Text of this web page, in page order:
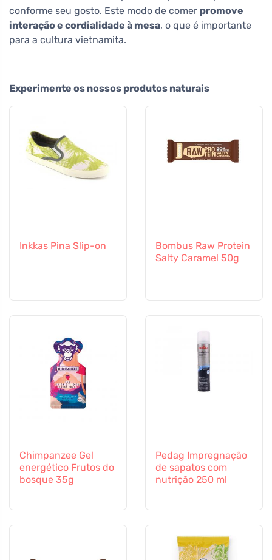
conforme seu gosto. Este modo de comer promove
interação e cordialidade à mesa, o que é importante
para a cultura vietnamita.
Experimente os nossos produtos naturais
Inkkas Pina Slip-on
Bombus Raw Protein
Salty Caramel 50g
Chimpanzee Gel
energético Frutos do
bosque 35g
Pedag Impregnação
de sapatos com
nutrição 250 ml